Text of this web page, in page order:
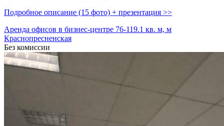
Подробное описание (15 фото) + презентация >>
Аренда офисов в бизнес-центре 76-119.1 кв. м, м
Краснопресненская
Без комиссии